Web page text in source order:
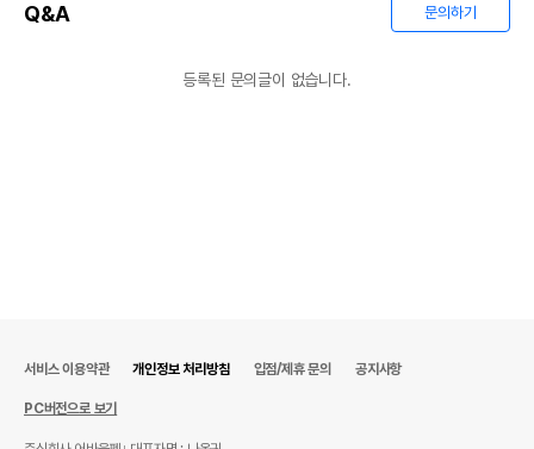
Q&A 문의하기
등록된 문의글이 없습니다.
서비스 이용약관 개인정보 처리방침 입점/제휴 문의 공지사항
PC버전으로 보기